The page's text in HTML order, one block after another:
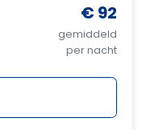
€ 92
gemiddeld
per nacht